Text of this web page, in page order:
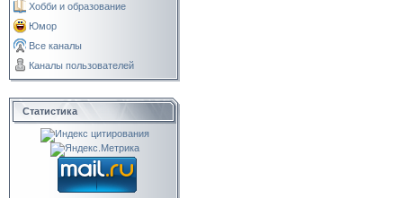
Хобби и образование
Юмор
Все каналы
Каналы пользователей
Статистика